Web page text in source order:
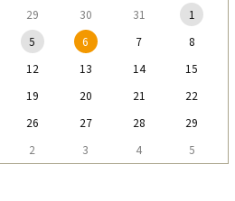
29 30 31
1
5 6 7
8
12 13 14
15
19 20 21
22
26 27 28
29
2 3 4 5